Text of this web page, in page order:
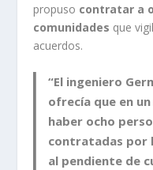
propuso contratar a
comunidades que
acuerdos.
“El ingeniero
ofrecía que en
haber ocho
contratadas por
al pendiente de